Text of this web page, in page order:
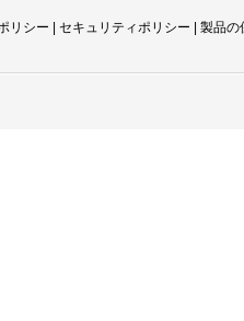
製品の
|
セキュリティポリシー
|
リシー